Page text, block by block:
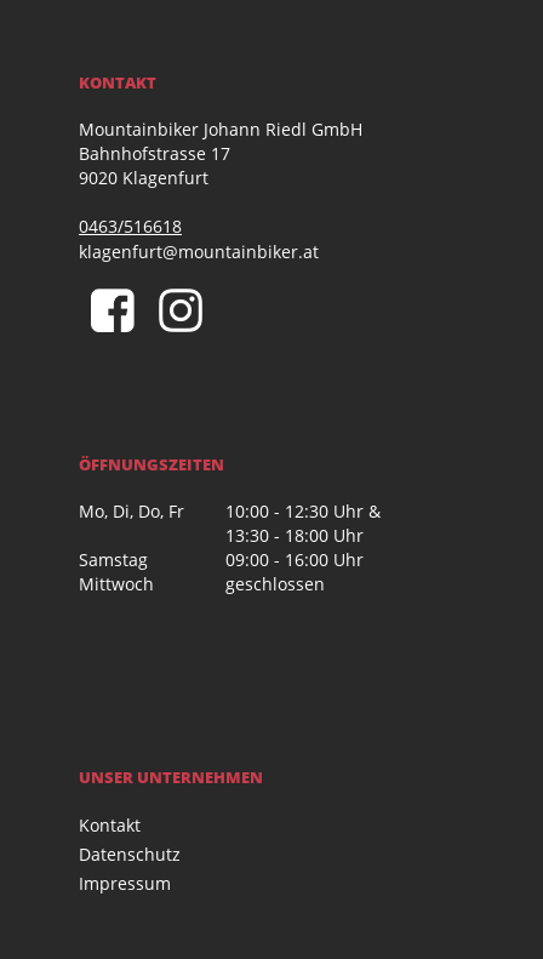
KONTAKT
Mountainbiker Johann Riedl GmbH
Bahnhofstrasse 17
9020 Klagenfurt
0463/516618
klagenfurt@mountainbiker.at
ÖFFNUNGSZEITEN
Mo, Di, Do, Fr
10:00 - 12:30 Uhr &
13:30 - 18:00 Uhr
Samstag
09:00 - 16:00 Uhr
Mittwoch
geschlossen
UNSER UNTERNEHMEN
Kontakt
Datenschutz
Impressum